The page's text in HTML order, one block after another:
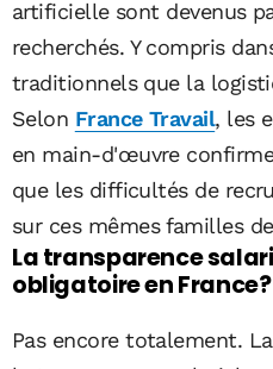
artificielle sont devenus
recherchés. Y compris
traditionnels que la
Selon France Travail, les
en main-d'œuvre
que les difficultés de
sur ces mêmes familles
La transparence
obligatoire en France?
Pas encore totalement.